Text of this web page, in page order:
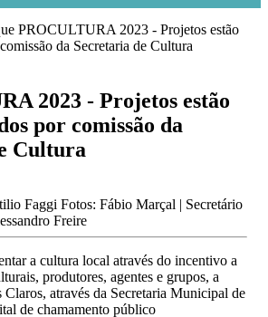
2023 - Projetos estão
por comissão da
Cultura
Faggi Fotos: Fábio Marçal | Secretário
Freire
a cultura local através do incentivo a
produtores, agentes e grupos, a
através da Secretaria Municipal de
de chamamento público